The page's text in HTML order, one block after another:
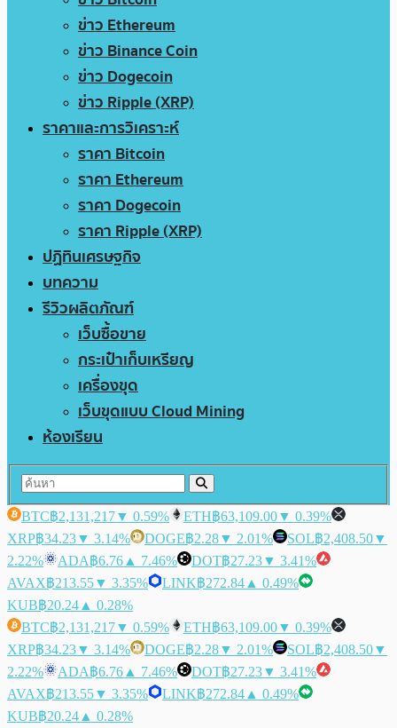
ข่าว Ethereum
ข่าว Binance Coin
ข่าว Dogecoin
ข่าว Ripple (XRP)
ราคาและการวิเคราะห์
ราคา Bitcoin
ราคา Ethereum
ราคา Dogecoin
ราคา Ripple (XRP)
ปฏิทินเศรษฐกิจ
บทความ
รีวิวผลิตภัณฑ์
เว็บซื้อขาย
กระเป๋าเก็บเหรียญ
เครื่องขุด
เว็บขุดแบบ Cloud Mining
ห้องเรียน
BTC฿2,131,217▼ 0.59% ETH฿63,109.00▼ 0.39%
XRP฿34.23▼ 3.14% DOGE฿2.28▼ 2.01% SOL฿2,408.50▼
2.22%
ADA฿6.76 ▲ 7.46% DOT฿27.23▼ 3.41%
AVAX฿213.55▼ 3.35% LINK฿272.84 ▲ 0.49%
KUB฿20.24 ▲ 0.28%
BTC฿2,131,217▼ 0.59% ETH฿63,109.00▼ 0.39%
XRP฿34.23▼ 3.14% DOGE฿2.28▼ 2.01% SOL฿2,408.50▼
2.22%
ADA฿6.76 ▲ 7.46% DOT฿27.23▼ 3.41%
AVAX฿213.55▼ 3.35% LINK฿272.84 ▲ 0.49%
KUB฿20.24 ▲ 0.28%